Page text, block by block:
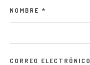
NOMBRE *
CORREO ELECTRÓNICO